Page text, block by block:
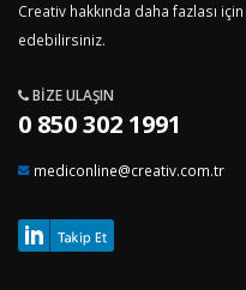
Creativ hakkında daha fazlası için
edebilirsiniz.
BIZE ULAŞIN
0 850 302 1991
mediconline@creativ.com.tr